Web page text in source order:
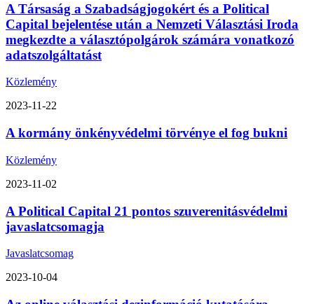
A Társaság a Szabadságjogokért és a Political
Capital bejelentése után a Nemzeti Választási Iroda
megkezdte a választópolgárok számára vonatkozó
adatszolgáltatást
Közlemény
2023-11-22
A kormány önkényvédelmi törvénye el fog bukni
Közlemény
2023-11-02
A Political Capital 21 pontos szuverenitásvédelmi
javaslatcsomagja
Javaslatcsomag
2023-10-04